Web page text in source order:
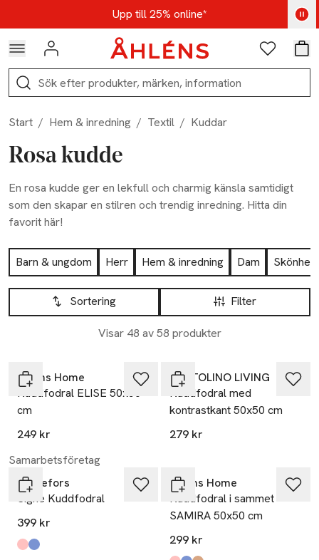
Hoppa till navigationsmenynUpp till 25% online*
Kod: AUG25 - Shoppa nu
Logga in Favoriter
Sök
Start / Hem & inredning / Textil / Kuddar
Rosa kudde
En rosa kudde ger en lekfull och charmig känsla samtidigt
som den skapar en stilren och trendig inredning. Hitta din
favorit här!
Hoppa till produktsidan
Barn & ungdom Herr Hem & inredning Dam
Skönhet
Hoppa till produktsidan
Filter
Sortering
Visar 48 av 58 produkter
Lista över produkter
Åhléns Home
Kuddfodral ELISE 50x50
cm
249 kr
PORTOLINO LIVING
Kuddfodral med
kontrastkant 50x50 cm
279 kr
Samarbetsföretag
Svanefors
Signe Kuddfodral
399 kr
Produkten finns i färgerna:
rosa,
denim
30% vid köp över 200kr
Åhléns Home
Kuddfodral i sammet
SAMIRA 50x50 cm
299 kr